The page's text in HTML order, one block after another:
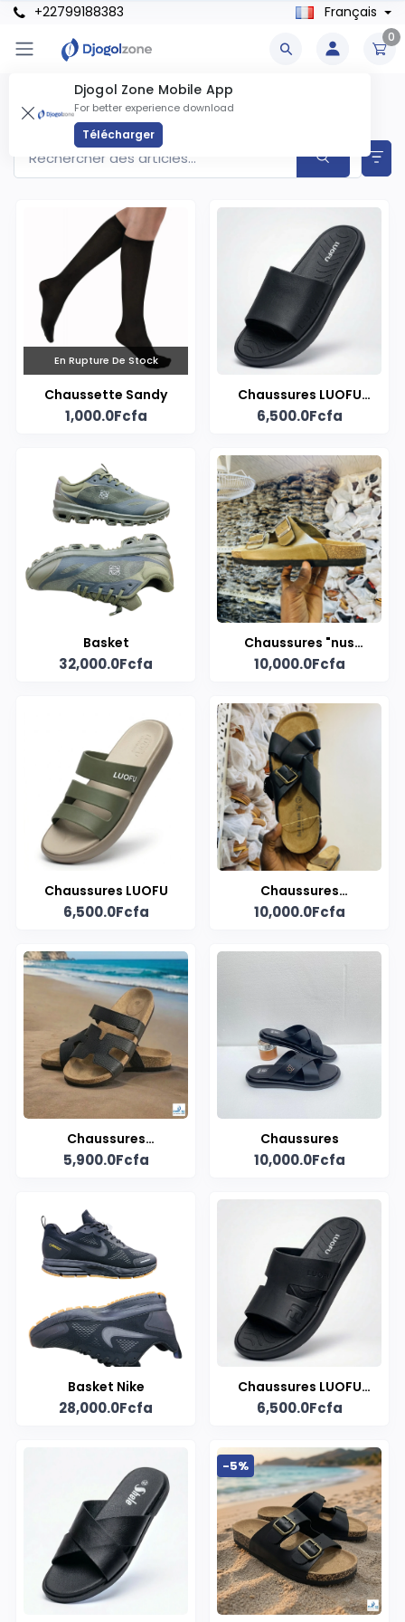
+22799188383 Français
0
Djogol Zone Mobile App
For better experience download
Télécharger
Chaussures Produits
Articles trouvés
En Rupture De Stock
Chaussette Sandy
1,000.0Fcfa
Chaussures LUOFU
original
6,500.0Fcfa
Basket
32,000.0Fcfa
Chaussures "nus
pieds" en cuir
Ghana
10,000.0Fcfa
Chaussures LUOFU
6,500.0Fcfa
Chaussures
artisanales "nus
10,000.0Fcfa
Chaussures
d'hommes
5,900.0Fcfa
Chaussures
10,000.0Fcfa
Basket Nike
28,000.0Fcfa
Chaussures LUOFU
orthopédiques
6,500.0Fcfa
-5%